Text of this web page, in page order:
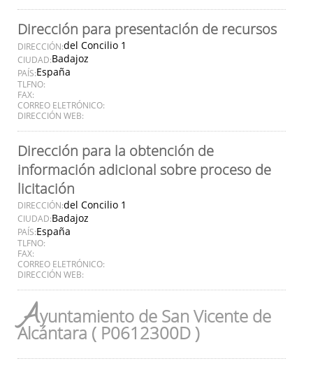
Dirección para presentación de recursos
DIRECCIÓN:del Concilio 1
CIUDAD:Badajoz
PAÍS:España
TLFNO:
FAX:
CORREO ELETRÓNICO:
DIRECCIÓN WEB:
Dirección para la obtención de
información adicional sobre proceso de
licitación
DIRECCIÓN:del Concilio 1
CIUDAD:Badajoz
PAÍS:España
TLFNO:
FAX:
CORREO ELETRÓNICO:
DIRECCIÓN WEB:
Ayuntamiento de San Vicente de
Alcántara ( P0612300D )